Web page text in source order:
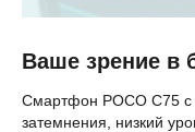
Ваше зрение в
Смартфон POCO C75 с
затемнения, низкий